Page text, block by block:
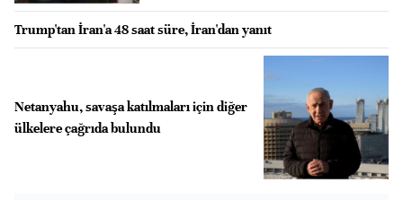
Trump'tan İran'a 48 saat süre, İran'dan yanıt
Netanyahu, savaşa katılmaları için diğer
ülkelere çağrıda bulundu